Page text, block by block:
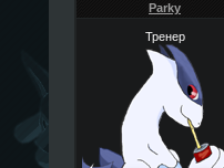
Parky
Тренер